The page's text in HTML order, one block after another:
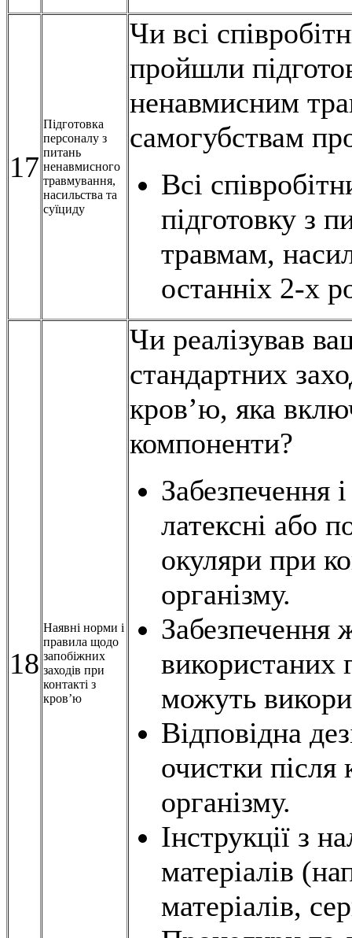
17
Підготовка
персоналу з
питань
ненавмисного
травмування,
насильства та
суїциду
Чи всі
пройшли
ненавмисним
самогубствам
Всі
підготовку з
травмам,
останніх 2-х
18
Наявні норми і
правила щодо
запобіжних
заходів при
контакті з
кров’ю
Чи реалізував
стандартних
кров’ю, яка
компоненти?
Забезпечення
латексні або
окуляри при
організму.
Забезпечення
використаних
можуть
Відповідна
очистки
організму.
Інструкції з
матеріалів
матеріалів,